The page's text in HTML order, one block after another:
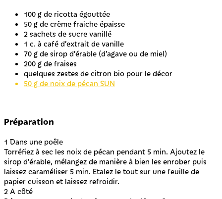
100 g de ricotta égouttée
50 g de crème fraiche épaisse
2 sachets de sucre vanillé
1 c. à café d’extrait de vanille
70 g de sirop d’érable (d’agave ou de miel)
200 g de fraises
quelques zestes de citron bio pour le décor
50 g de noix de pécan SUN
Préparation
1 Dans une poêle
Torréfiez à sec les noix de pécan pendant 5 min. Ajoutez le
sirop d’érable, mélangez de manière à bien les enrober puis
laissez caraméliser 5 min. Etalez le tout sur une feuille de
papier cuisson et laissez refroidir.
2 A côté